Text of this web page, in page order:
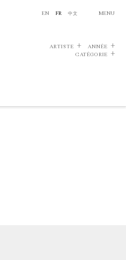
EN FR 中文 MENU
ARTISTE
ANNÉE
CATÉGORIE